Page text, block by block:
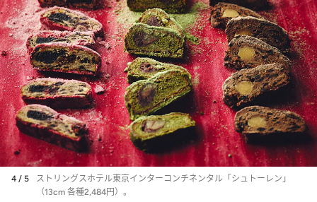
4 / 5
ストリングスホテル東京インターコンチネンタル「シュトーレン」
（13cm 各種2,484円）。